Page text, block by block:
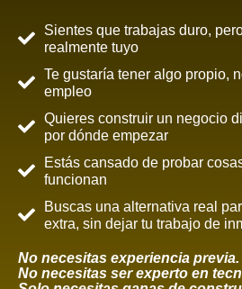
Sientes que trabajas duro,
realmente tuyo
Te gustaría tener algo propio,
empleo
Quieres construir un negocio
por dónde empezar
Estás cansado de probar
funcionan
Buscas una alternativa real
extra, sin dejar tu trabajo de
No necesitas experiencia previa.
No necesitas ser experto en